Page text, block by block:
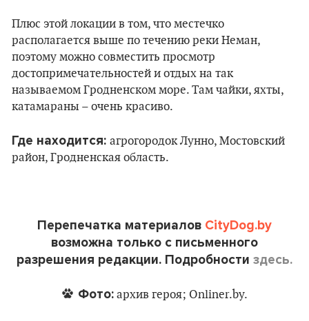
Плюс этой локации в том, что местечко
располагается выше по течению реки Неман,
поэтому можно совместить просмотр
достопримечательностей и отдых на так
называемом Гродненском море. Там чайки, яхты,
катамараны – очень красиво.
Где находится: агрогородок Лунно, Мостовский
район, Гродненская область.
Перепечатка материалов CityDog.by
возможна только с письменного
разрешения редакции. Подробности здесь.
Фото:архив героя; Onliner.by.